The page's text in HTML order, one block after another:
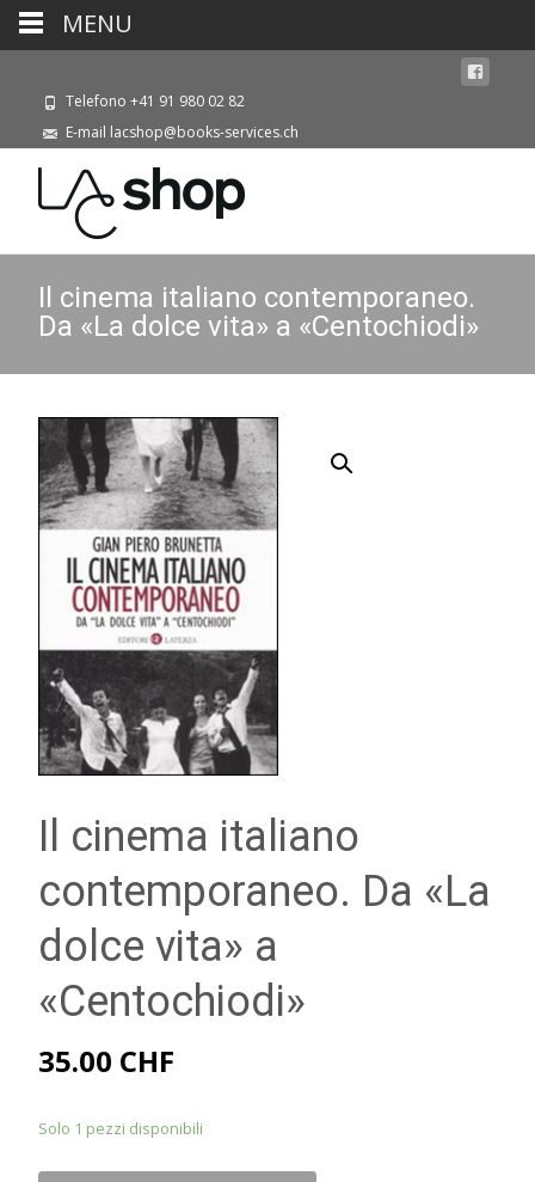
Telefono +41 91 980 02 82
E-mail lacshop@books-services.ch
Il cinema italiano contemporaneo.
Da «La dolce vita» a «Centochiodi»
Il cinema italiano
contemporaneo. Da «La
dolce vita» a
«Centochiodi»
35.00 CHF
Solo 1 pezzi disponibili
MENU